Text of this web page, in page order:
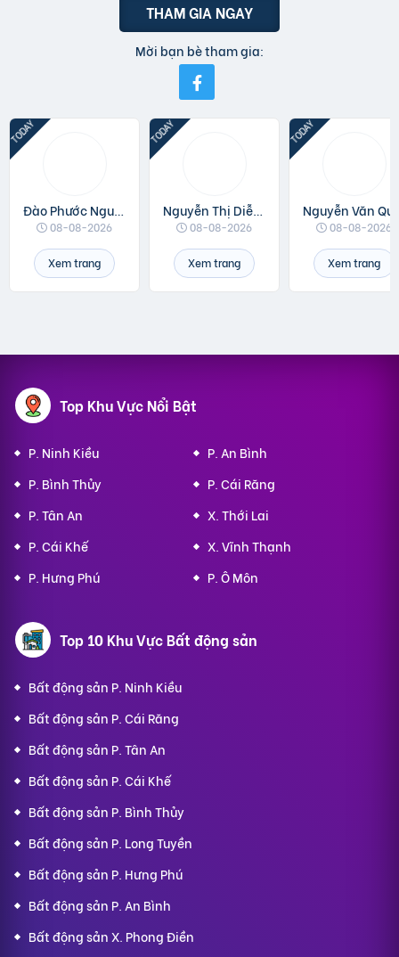
THAM GIA NGAY
Mời bạn bè tham gia:
Đào Phước Nguyên
08-08-2026
Xem trang
Nguyễn Thị Diễm Anh
08-08-2026
Xem trang
08-08-2026
Xem trang
Top Khu Vực Nổi Bật
P. Ninh Kiều
P. An Bình
P. Bình Thủy
P. Cái Răng
P. Tân An
X. Thới Lai
P. Cái Khế
X. Vĩnh Thạnh
P. Hưng Phú
P. Ô Môn
Top 10 Khu Vực Bất động sản
Bất động sản P. Ninh Kiều
Bất động sản P. Cái Răng
Bất động sản P. Tân An
Bất động sản P. Cái Khế
Bất động sản P. Bình Thủy
Bất động sản P. Long Tuyền
Bất động sản P. Hưng Phú
Bất động sản P. An Bình
Bất động sản X. Phong Điền